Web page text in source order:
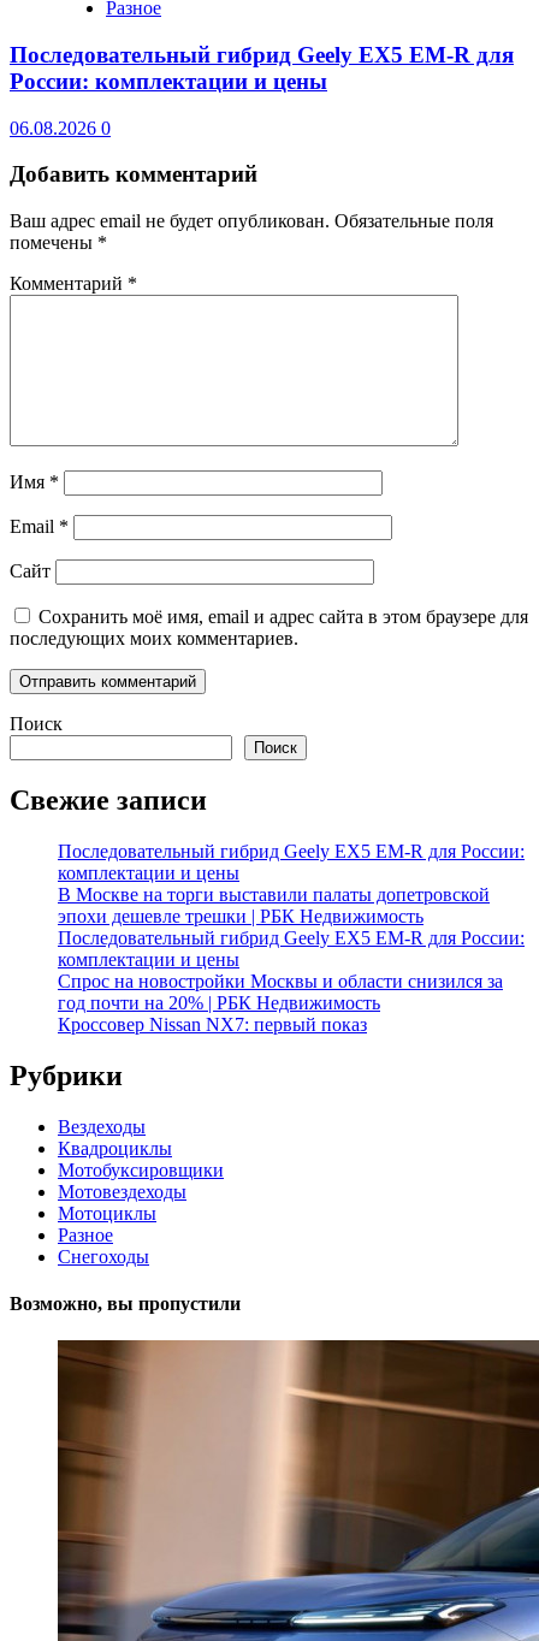
Разное
Последовательный гибрид Geely EX5 EM-R для
России: комплектации и цены
06.08.2026 0
Добавить комментарий
Ваш адрес email не будет опубликован. Обязательные поля
помечены *
Комментарий *
Имя *
Email *
Сайт
Сохранить моё имя, email и адрес сайта в этом браузере для
последующих моих комментариев.
Поиск
Поиск
Свежие записи
Последовательный гибрид Geely EX5 EM-R для России:
комплектации и цены
В Москве на торги выставили палаты допетровской
эпохи дешевле трешки | РБК Недвижимость
Последовательный гибрид Geely EX5 EM-R для России:
комплектации и цены
Спрос на новостройки Москвы и области снизился за
год почти на 20% | РБК Недвижимость
Кроссовер Nissan NX7: первый показ
Рубрики
Вездеходы
Квадроциклы
Мотобуксировщики
Мотовездеходы
Мотоциклы
Разное
Снегоходы
Возможно, вы пропустили